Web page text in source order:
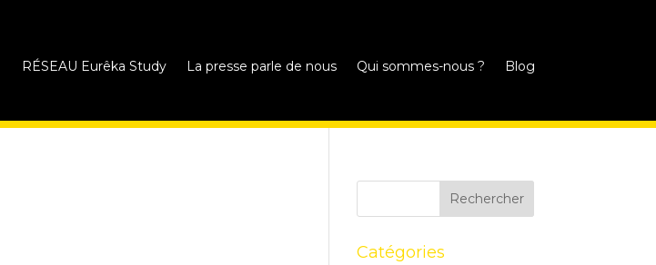
RÉSEAU Eurêka Study La presse parle de nous Qui sommes-nous ? Blog
Catégories